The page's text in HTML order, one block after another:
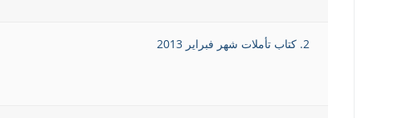
2. كتاب تأملات شهر فبراير 2013